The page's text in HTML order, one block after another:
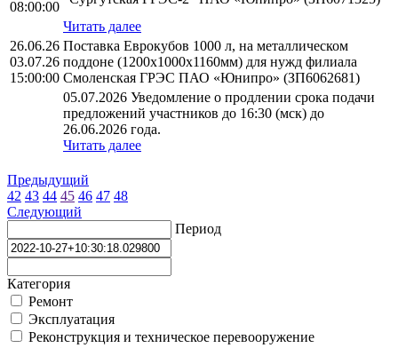
08:00:00
Читать далее
26.06.26
03.07.26
15:00:00
Поставка Еврокубов 1000 л, на металлическом
поддоне (1200х1000х1160мм) для нужд филиала
Смоленская ГРЭС ПАО «Юнипро» (ЗП6062681)
05.07.2026 Уведомление о продлении срока подачи
предложений участников до 16:30 (мск) до
26.06.2026 года.
Читать далее
Предыдущий
42 43 44 45 46 47 48
Следующий
Период
Категория
Ремонт
Эксплуатация
Реконструкция и техническое перевооружение